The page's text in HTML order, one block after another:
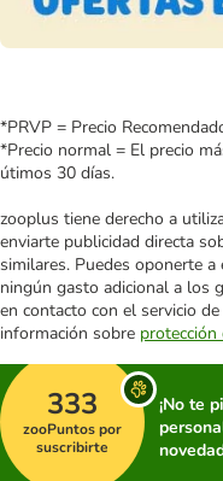
*PRVP = Precio
*Precio normal = El precio
útimos 30 días.
zooplus tiene derecho a
enviarte publicidad directa
similares. Puedes oponerte
ningún gasto adicional a los
en contacto con el servicio
información sobre protección
333
zooPuntos por
suscribirte
¡No te